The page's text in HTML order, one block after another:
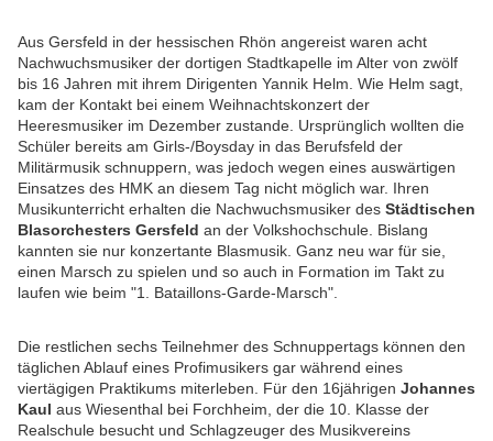
Aus Gersfeld in der hessischen Rhön angereist waren acht
Nachwuchsmusiker der dortigen Stadtkapelle im Alter von zwölf
bis 16 Jahren mit ihrem Dirigenten Yannik Helm. Wie Helm sagt,
kam der Kontakt bei einem Weihnachtskonzert der
Heeresmusiker im Dezember zustande. Ursprünglich wollten die
Schüler bereits am Girls-/Boysday in das Berufsfeld der
Militärmusik schnuppern, was jedoch wegen eines auswärtigen
Einsatzes des HMK an diesem Tag nicht möglich war. Ihren
Musikunterricht erhalten die Nachwuchsmusiker des Städtischen
Blasorchesters Gersfeld an der Volkshochschule. Bislang
kannten sie nur konzertante Blasmusik. Ganz neu war für sie,
einen Marsch zu spielen und so auch in Formation im Takt zu
laufen wie beim "1. Bataillons-Garde-Marsch".
Die restlichen sechs Teilnehmer des Schnuppertags können den
täglichen Ablauf eines Profimusikers gar während eines
viertägigen Praktikums miterleben. Für den 16jährigen Johannes
Kaul aus Wiesenthal bei Forchheim, der die 10. Klasse der
Realschule besucht und Schlagzeuger des Musikvereins